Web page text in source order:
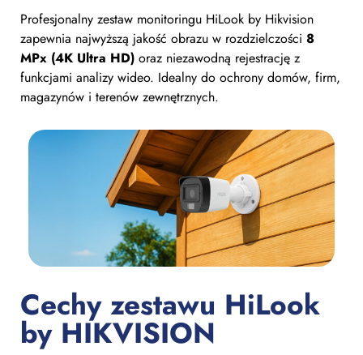
Profesjonalny zestaw monitoringu HiLook by Hikvision
zapewnia najwyższą jakość obrazu w rozdzielczości 8
MPx (4K Ultra HD) oraz niezawodną rejestrację z
funkcjami analizy wideo. Idealny do ochrony domów, firm,
magazynów i terenów zewnętrznych.
Cechy zestawu HiLook
by HIKVISION